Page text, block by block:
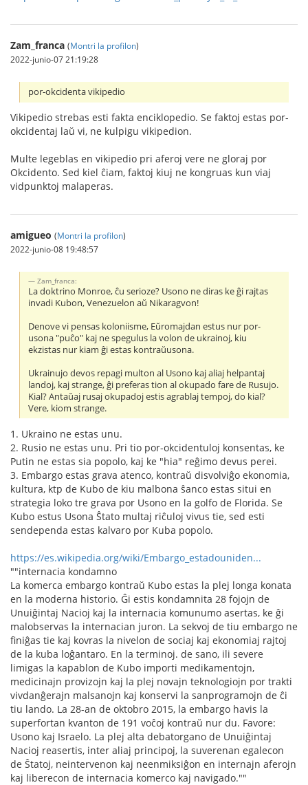
Zam_franca (Montri la profilon)
2022-junio-07 21:19:28
por-okcidenta vikipedio
Vikipedio strebas esti fakta enciklopedio. Se faktoj estas por-
okcidentaj laŭ vi, ne kulpigu vikipedion.
Multe legeblas en vikipedio pri aferoj vere ne gloraj por
Okcidento. Sed kiel ĉiam, faktoj kiuj ne kongruas kun viaj
vidpunktoj malaperas.
amigueo (Montri la profilon)
2022-junio-08 19:48:57
Zam_franca:
La doktrino Monroe, ĉu serioze? Usono ne diras ke ĝi rajtas
invadi Kubon, Venezuelon aŭ Nikaragvon!
Denove vi pensas koloniisme, Eŭromajdan estus nur por-
usona "puĉo" kaj ne spegulus la volon de ukrainoj, kiu
ekzistas nur kiam ĝi estas kontraŭusona.
Ukrainujo devos repagi multon al Usono kaj aliaj helpantaj
landoj, kaj strange, ĝi preferas tion al okupado fare de Rusujo.
Kial? Antaŭaj rusaj okupadoj estis agrablaj tempoj, do kial?
Vere, kiom strange.
1. Ukraino ne estas unu.
2. Rusio ne estas unu. Pri tio por-okcidentuloj konsentas, ke
Putin ne estas sia popolo, kaj ke "hia" reĝimo devus perei.
3. Embargo estas grava atenco, kontraŭ disvolviĝo ekonomia,
kultura, ktp de Kubo de kiu malbona ŝanco estas situi en
strategia loko tre grava por Usono en la golfo de Florida. Se
Kubo estus Usona Ŝtato multaj riĉuloj vivus tie, sed esti
sendependa estas kalvaro por Kuba popolo.
https://es.wikipedia.org/wiki/Embargo_estadouniden...
""internacia kondamno
La komerca embargo kontraŭ Kubo estas la plej longa konata
en la moderna historio. Ĝi estis kondamnita 28 fojojn de
Unuiĝintaj Nacioj kaj la internacia komunumo asertas, ke ĝi
malobservas la internacian juron. La sekvoj de tiu embargo ne
finiĝas tie kaj kovras la nivelon de sociaj kaj ekonomiaj rajtoj
de la kuba loĝantaro. En la terminoj. de sano, ili severe
limigas la kapablon de Kubo importi medikamentojn,
medicinajn provizojn kaj la plej novajn teknologiojn por trakti
vivdanĝerajn malsanojn kaj konservi la sanprogramojn de ĉi
tiu lando. La 28-an de oktobro 2015, la embargo havis la
superfortan kvanton de 191 voĉoj kontraŭ nur du. Favore:
Usono kaj Israelo. La plej alta debatorgano de Unuiĝintaj
Nacioj reasertis, inter aliaj principoj, la suverenan egalecon
de Ŝtatoj, neintervenon kaj neenmiksiĝon en internajn aferojn
kaj liberecon de internacia komerco kaj navigado.""